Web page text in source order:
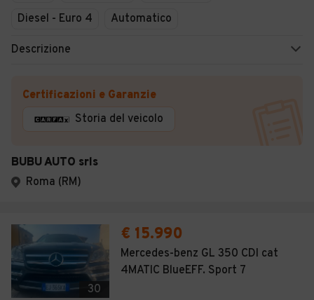
Diesel - Euro 4
Automatico
Descrizione
Certificazioni e Garanzie
Storia del veicolo
BUBU AUTO srls
Roma (RM)
30
€ 15.990
Mercedes-benz GL 350 CDI cat
4MATIC BlueEFF. Sport 7